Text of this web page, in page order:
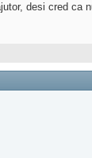
desi cred ca